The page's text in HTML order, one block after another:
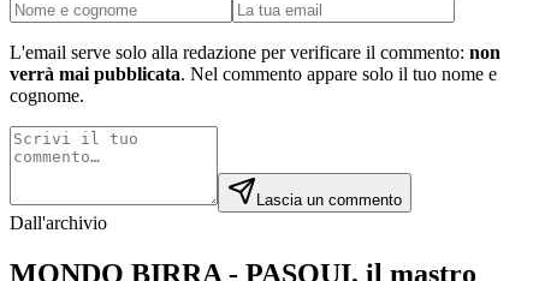
L'email serve solo alla redazione per verificare il commento: non
verrà mai pubblicata. Nel commento appare solo il tuo nome e
cognome.
Lascia un commento
Dall'archivio
MONDO BIRRA - PASQUI, il mastro